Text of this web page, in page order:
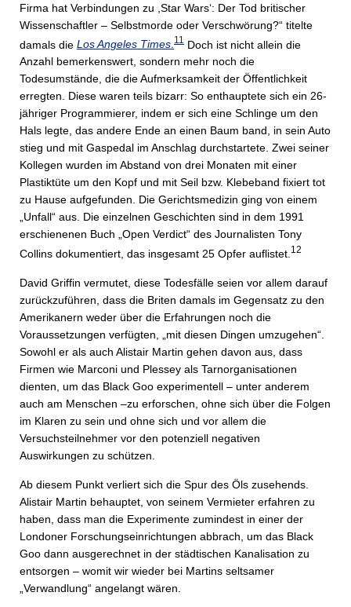
Firma hat Verbindungen zu ,Star Wars‘: Der Tod britischer
Wissenschaftler – Selbstmorde oder Verschwörung?“ titelte
damals die Los Angeles Times.11 Doch ist nicht allein die
Anzahl bemerkenswert, sondern mehr noch die
Todesumstände, die die Aufmerksamkeit der Öffentlichkeit
erregten. Diese waren teils bizarr: So enthauptete sich ein 26-
jähriger Programmierer, indem er sich eine Schlinge um den
Hals legte, das andere Ende an einen Baum band, in sein Auto
stieg und mit Gaspedal im Anschlag durchstartete. Zwei seiner
Kollegen wurden im Abstand von drei Monaten mit einer
Plastiktüte um den Kopf und mit Seil bzw. Klebeband fixiert tot
zu Hause aufgefunden. Die Gerichtsmedizin ging von einem
„Unfall“ aus. Die einzelnen Geschichten sind in dem 1991
erschienenen Buch „Open Verdict“ des Journalisten Tony
Collins dokumentiert, das insgesamt 25 Opfer auflistet. 12
David Griffin vermutet, diese Todesfälle seien vor allem darauf
zurückzuführen, dass die Briten damals im Gegensatz zu den
Amerikanern weder über die Erfahrungen noch die
Voraussetzungen verfügten, „mit diesen Dingen umzugehen“.
Sowohl er als auch Alistair Martin gehen davon aus, dass
Firmen wie Marconi und Plessey als Tarnorganisationen
dienten, um das Black Goo experimentell – unter anderem
auch am Menschen –zu erforschen, ohne sich über die Folgen
im Klaren zu sein und ohne sich und vor allem die
Versuchsteilnehmer vor den potenziell negativen
Auswirkungen zu schützen.
Ab diesem Punkt verliert sich die Spur des Öls zusehends.
Alistair Martin behauptet, von seinem Vermieter erfahren zu
haben, dass man die Experimente zumindest in einer der
Londoner Forschungseinrichtungen abbrach, um das Black
Goo dann ausgerechnet in der städtischen Kanalisation zu
entsorgen – womit wir wieder bei Martins seltsamer
„Verwandlung“ angelangt wären.